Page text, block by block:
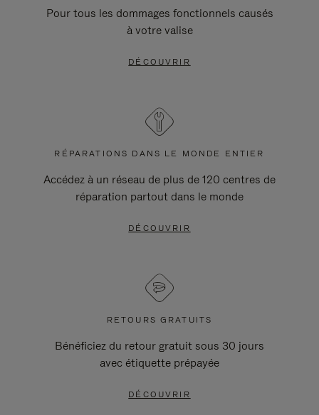
Pour tous les dommages fonctionnels causés
à votre valise
DÉCOUVRIR
RÉPARATIONS DANS LE MONDE ENTIER
Accédez à un réseau de plus de 120 centres de
réparation partout dans le monde
DÉCOUVRIR
RETOURS GRATUITS
Bénéficiez du retour gratuit sous 30 jours
avec étiquette prépayée
DÉCOUVRIR